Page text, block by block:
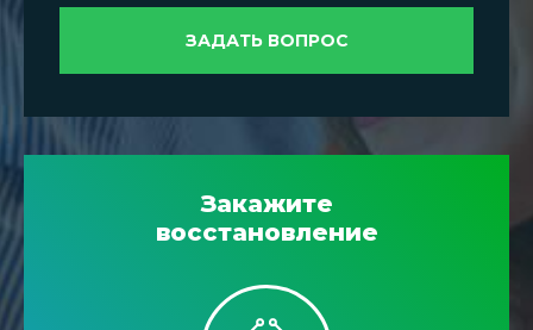
ЗАДАТЬ ВОПРОС
Закажите
восстановление